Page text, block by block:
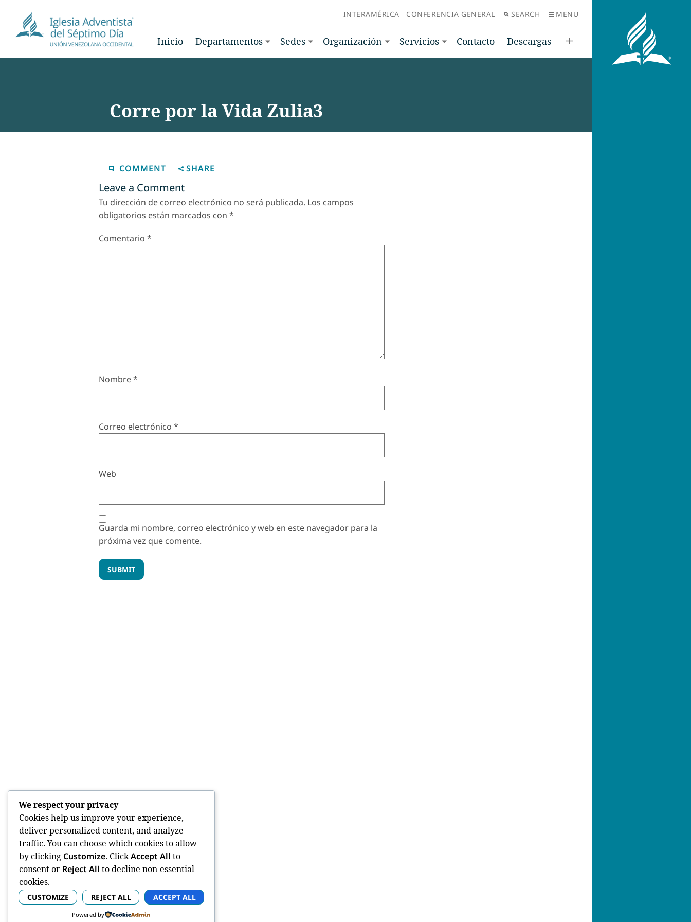
INTERAMÉRICA CONFERENCIA GENERAL SEARCH MENU
Inicio Departamentos Sedes Organización Servicios Contacto Descargas
Corre por la Vida Zulia3
COMMENT SHARE
Leave a Comment
Tu dirección de correo electrónico no será publicada. Los campos
obligatorios están marcados con *
Comentario *
Nombre*
Correo electrónico *
Web
Guarda mi nombre, correo electrónico y web en este navegador para la
próxima vez que comente.
We respect your privacy
Cookies help us improve your experience,
deliver personalized content, and analyze
traffic. You can choose which cookies to allow
by clicking Customize. ClickAccept All to
consent or Reject All to decline non-essential
cookies.
CUSTOMIZE REJECT ALL ACCEPT ALL
Powered by